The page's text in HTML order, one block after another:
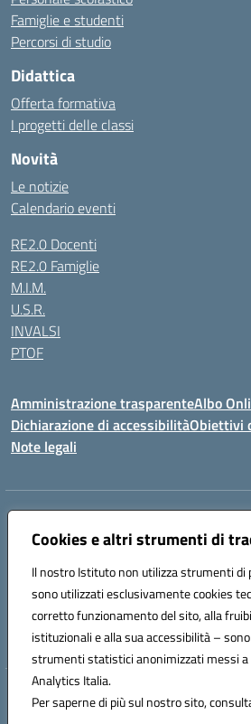
Cookies e altri strumenti di
Il nostro Istituto non utilizza strumenti di
sono utilizzati esclusivamente cookies
corretto funzionamento del sito, alla
istituzionali e alla sua accessibilità –
strumenti statistici anonimizzati messi a
Analytics Italia.
Per saperne di più sul nostro sito,
Famiglie e studenti
Percorsi di studio
Didattica
Offerta formativa
I progetti delle classi
Novità
Le notizie
Calendario eventi
RE2.0 Docenti
RE2.0 Famiglie
M.I.M.
U.S.R.
INVALSI
PTOF
Amministrazione trasparenteAlbo
Dichiarazione di accessibilitàObiettivi
Note legali
Indirizzo:
Centralino:09231872080 Email:
Codice fiscale: 80006340816
Codice meccanografico:
TPIC80900Q
Codice unico di fatturazione (CUF): UF4ZXT
Hosting & Powered by 3D
Concept & Design by